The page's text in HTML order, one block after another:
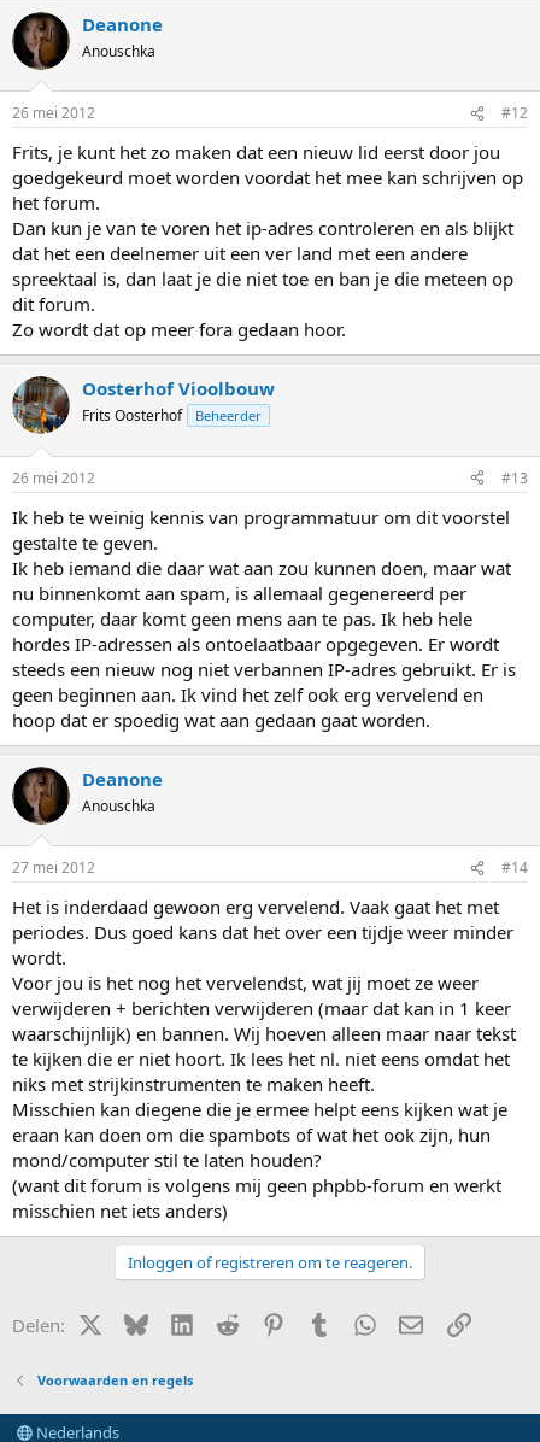
Deanone
Anouschka
26 mei 2012 #12
Frits, je kunt het zo maken dat een nieuw lid eerst door jou
goedgekeurd moet worden voordat het mee kan schrijven op
het forum.
Dan kun je van te voren het ip-adres controleren en als blijkt
dat het een deelnemer uit een ver land met een andere
spreektaal is, dan laat je die niet toe en ban je die meteen op
dit forum.
Zo wordt dat op meer fora gedaan hoor.
Oosterhof Vioolbouw
Frits Oosterhof Beheerder
26 mei 2012 #13
Ik heb te weinig kennis van programmatuur om dit voorstel
gestalte te geven.
Ik heb iemand die daar wat aan zou kunnen doen, maar wat
nu binnenkomt aan spam, is allemaal gegenereerd per
computer, daar komt geen mens aan te pas. Ik heb hele
hordes IP-adressen als ontoelaatbaar opgegeven. Er wordt
steeds een nieuw nog niet verbannen IP-adres gebruikt. Er is
geen beginnen aan. Ik vind het zelf ook erg vervelend en
hoop dat er spoedig wat aan gedaan gaat worden.
Deanone
Anouschka
27 mei 2012 #14
Het is inderdaad gewoon erg vervelend. Vaak gaat het met
periodes. Dus goed kans dat het over een tijdje weer minder
wordt.
Voor jou is het nog het vervelendst, wat jij moet ze weer
verwijderen + berichten verwijderen (maar dat kan in 1 keer
waarschijnlijk) en bannen. Wij hoeven alleen maar naar tekst
te kijken die er niet hoort. Ik lees het nl. niet eens omdat het
niks met strijkinstrumenten te maken heeft.
Misschien kan diegene die je ermee helpt eens kijken wat je
eraan kan doen om die spambots of wat het ook zijn, hun
mond/computer stil te laten houden?
(want dit forum is volgens mij geen phpbb-forum en werkt
misschien net iets anders)
Inloggen of registreren om te reageren.
Delen: X (Twitter)
BlueskyLinkedIn
Reddit PinterestTumblr WhatsApp
E-mailLink
Voorwaarden en regels
Nederlands